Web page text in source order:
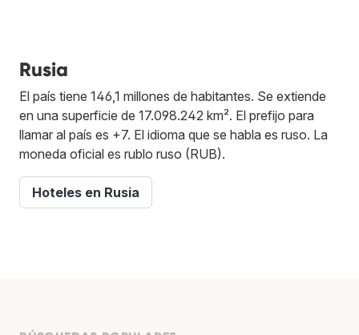
Rusia
El país tiene 146,1 millones de habitantes. Se extiende
en una superficie de 17.098.242 km². El prefijo para
llamar al país es +7. El idioma que se habla es ruso. La
moneda oficial es rublo ruso (RUB).
Hoteles en Rusia